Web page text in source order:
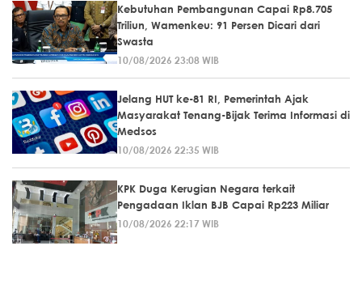
Kebutuhan Pembangunan Capai Rp8.705
Triliun, Wamenkeu: 91 Persen Dicari dari
Swasta
10/08/2026 23:08 WIB
Jelang HUT ke-81 RI, Pemerintah Ajak
Masyarakat Tenang-Bijak Terima Informasi di
Medsos
10/08/2026 22:35 WIB
KPK Duga Kerugian Negara terkait
Pengadaan Iklan BJB Capai Rp223 Miliar
10/08/2026 22:17 WIB